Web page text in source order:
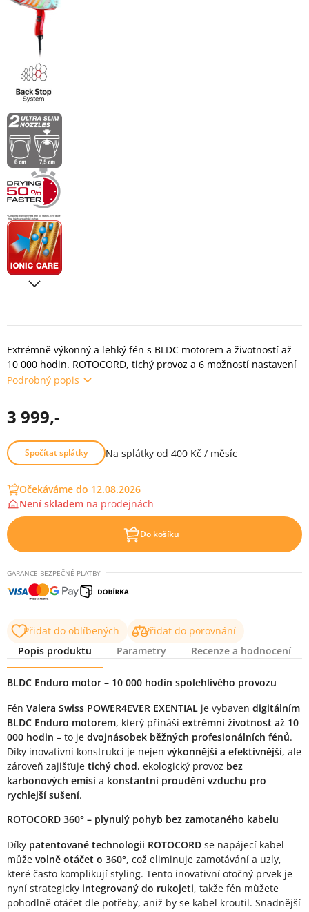
Extrémně výkonný a lehký fén s BLDC motorem a životností až
10 000 hodin. ROTOCORD, tichý provoz a 6 možností nastavení
Podrobný popis
3 999,-
Spočítat splátky Na splátky od 400 Kč / měsíc
Očekáváme do 12.08.2026
Není skladem na prodejnách
Do košíku
GARANCE BEZPEČNÉ PLATBY
Přidat do oblíbených
Přidat do porovnání
Popis produktu
Parametry Recenze a hodnocení
Popis produktu
BLDC Enduro motor – 10 000 hodin spolehlivého provozu
Fén Valera Swiss POWER4EVER EXENTIAL je vybaven digitálním
BLDC Enduro motorem, který přináší extrémní životnost až 10
000 hodin – to je dvojnásobek běžných profesionálních fénů.
Díky inovativní konstrukci je nejen výkonnější a efektivnější, ale
zároveň zajišťuje tichý chod, ekologický provoz bez
karbonových emisí a konstantní proudění vzduchu pro
rychlejší sušení.
ROTOCORD 360° – plynulý pohyb bez zamotaného kabelu
Díky patentované technologii ROTOCORD se napájecí kabel
může volně otáčet o 360°, což eliminuje zamotávání a uzly,
které často komplikují styling. Tento inovativní otočný prvek je
nyní strategicky integrovaný do rukojeti, takže fén můžete
pohodlně otáčet dle potřeby, aniž by se kabel kroutil. Snadnější